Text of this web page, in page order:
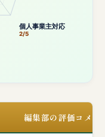
個人事業主対応
2/5
編集部の評価コメン